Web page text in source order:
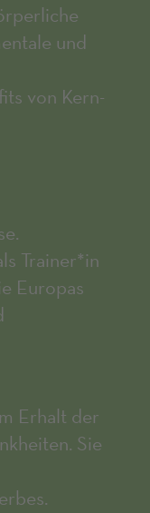
und
von Kern-
Trainer*in
Europas
Erhalt der
Sie